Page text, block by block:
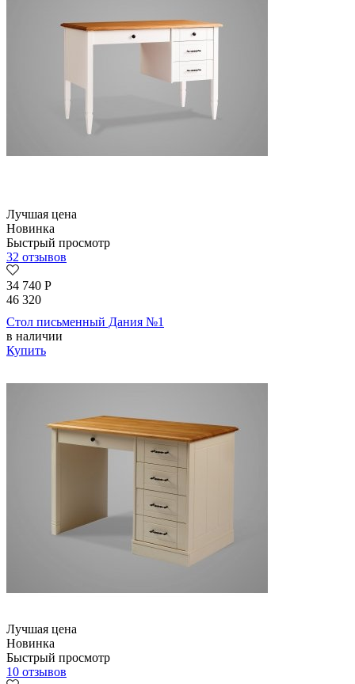
Лучшая цена
Новинка
Быстрый просмотр
32 отзывов
34 740 Р
46 320
Стол письменный Дания №1
в наличии
Купить
Лучшая цена
Новинка
Быстрый просмотр
10 отзывов